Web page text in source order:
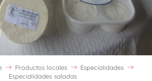
Productos locales
Especialidades
Especialidades saladas